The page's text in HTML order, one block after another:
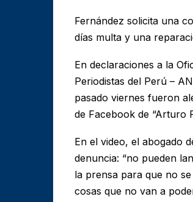
Fernández solicita una
días multa y una
En declaraciones a la
Periodistas del Perú –
pasado viernes fueron
de Facebook de “Arturo
En el video, el abogado
denuncia: “no pueden
la prensa para que no
cosas que no van a